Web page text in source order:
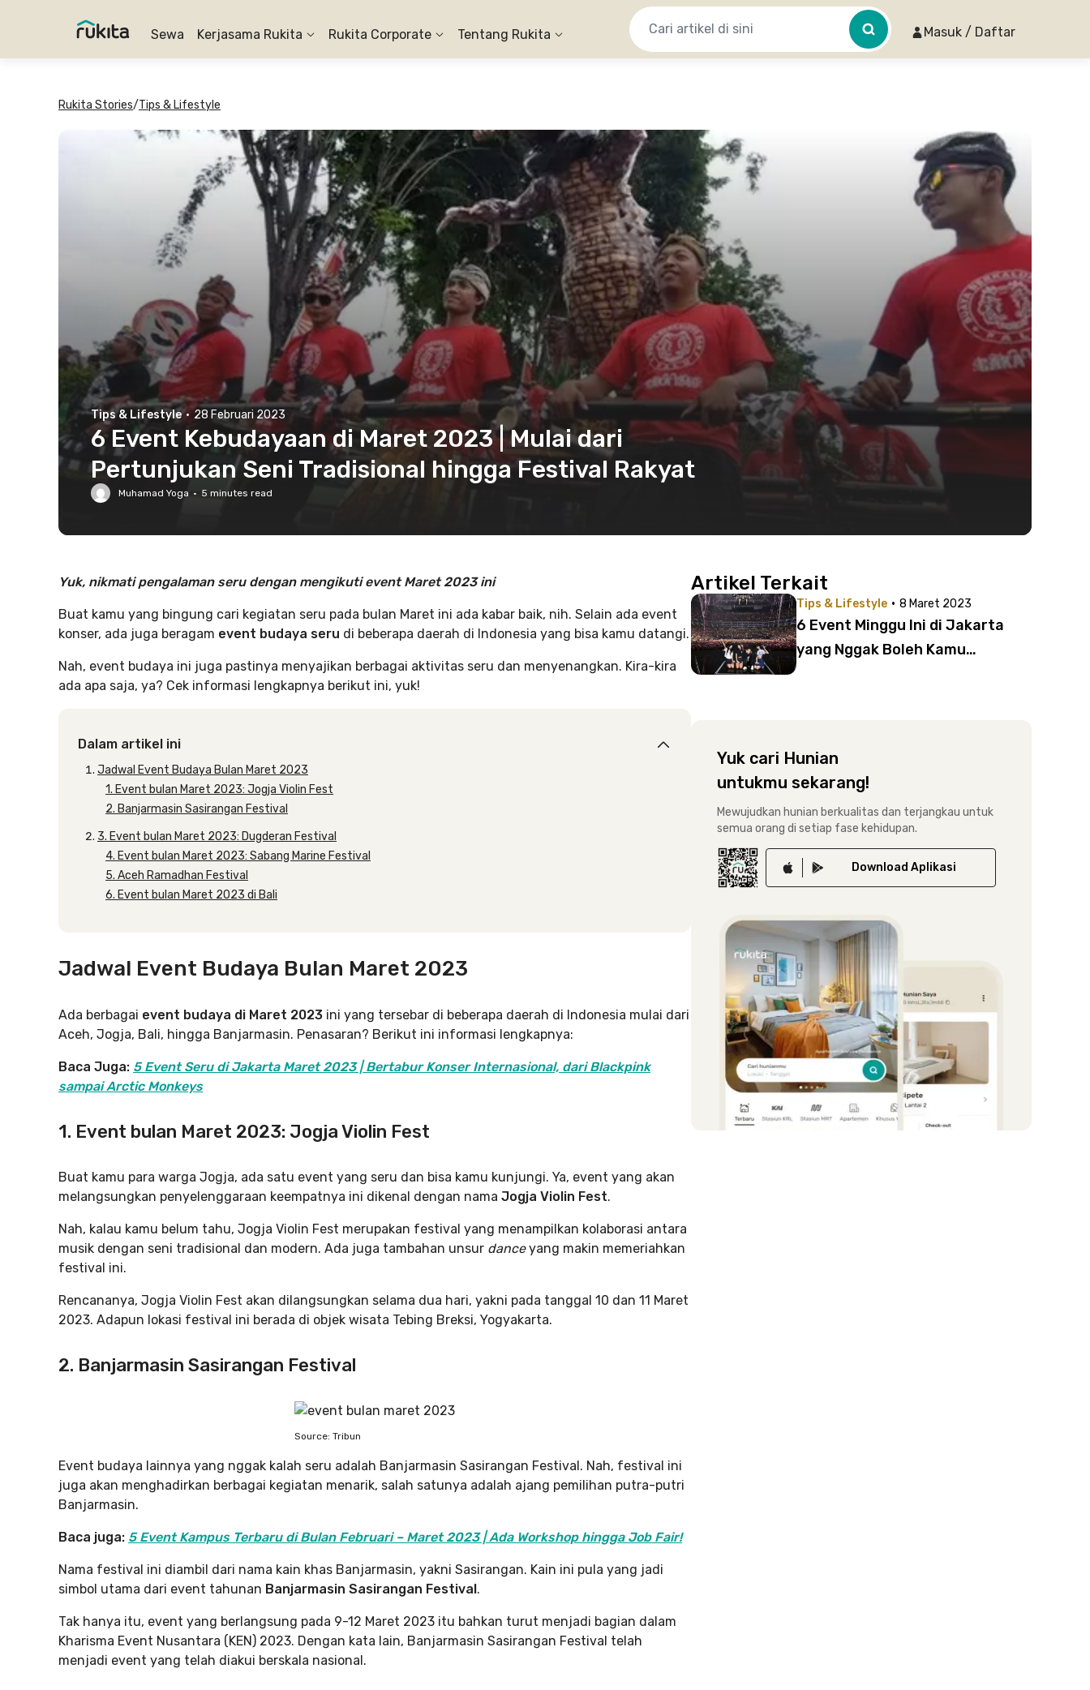
Sewa Kerjasama Rukita Rukita Corporate Tentang Rukita Masuk / Daftar
Rukita Stories/Tips & Lifestyle
Tips & Lifestyle · 28 Februari 2023
6 Event Kebudayaan di Maret 2023 | Mulai dari
Pertunjukan Seni Tradisional hingga Festival Rakyat
Muhamad Yoga · 5 minutes read
Yuk, nikmati pengalaman seru dengan mengikuti event Maret 2023 ini
Buat kamu yang bingung cari kegiatan seru pada bulan Maret ini ada kabar baik, nih. Selain ada event
konser, ada juga beragam event budaya seru di beberapa daerah di Indonesia yang bisa kamu datangi.
Nah, event budaya ini juga pastinya menyajikan berbagai aktivitas seru dan menyenangkan. Kira-kira
ada apa saja, ya? Cek informasi lengkapnya berikut ini, yuk!
Dalam artikel ini
Jadwal Event Budaya Bulan Maret 2023
1. Event bulan Maret 2023: Jogja Violin Fest
2. Banjarmasin Sasirangan Festival
3. Event bulan Maret 2023: Dugderan Festival
4. Event bulan Maret 2023: Sabang Marine Festival
5. Aceh Ramadhan Festival
6. Event bulan Maret 2023 di Bali
Jadwal Event Budaya Bulan Maret 2023
Ada berbagai event budaya di Maret 2023 ini yang tersebar di beberapa daerah di Indonesia mulai dari
Aceh, Jogja, Bali, hingga Banjarmasin. Penasaran? Berikut ini informasi lengkapnya:
Baca Juga: 5 Event Seru di Jakarta Maret 2023 | Bertabur Konser Internasional, dari Blackpink
sampai Arctic Monkeys
1. Event bulan Maret 2023: Jogja Violin Fest
Buat kamu para warga Jogja, ada satu event yang seru dan bisa kamu kunjungi. Ya, event yang akan
melangsungkan penyelenggaraan keempatnya ini dikenal dengan nama Jogja Violin Fest.
Nah, kalau kamu belum tahu, Jogja Violin Fest merupakan festival yang menampilkan kolaborasi antara
musik dengan seni tradisional dan modern. Ada juga tambahan unsur danceyang makin memeriahkan
festival ini.
Rencananya, Jogja Violin Fest akan dilangsungkan selama dua hari, yakni pada tanggal 10 dan 11 Maret
2023. Adapun lokasi festival ini berada di objek wisata Tebing Breksi, Yogyakarta.
2. Banjarmasin Sasirangan Festival
Source: Tribun
Event budaya lainnya yang nggak kalah seru adalah Banjarmasin Sasirangan Festival. Nah, festival ini
juga akan menghadirkan berbagai kegiatan menarik, salah satunya adalah ajang pemilihan putra-putri
Banjarmasin.
Baca juga: 5 Event Kampus Terbaru di Bulan Februari – Maret 2023 | Ada Workshop hingga Job Fair!
Nama festival ini diambil dari nama kain khas Banjarmasin, yakni Sasirangan. Kain ini pula yang jadi
simbol utama dari event tahunan Banjarmasin Sasirangan Festival.
Tak hanya itu, event yang berlangsung pada 9-12 Maret 2023 itu bahkan turut menjadi bagian dalam
Kharisma Event Nusantara (KEN) 2023. Dengan kata lain, Banjarmasin Sasirangan Festival telah
menjadi event yang telah diakui berskala nasional.
Artikel Terkait
Tips & Lifestyle · 8 Maret 2023
6 Event Minggu Ini di Jakarta
yang Nggak Boleh Kamu
Yuk cari Hunian
untukmu sekarang!
Mewujudkan hunian berkualitas dan terjangkau untuk
semua orang di setiap fase kehidupan.
Download Aplikasi